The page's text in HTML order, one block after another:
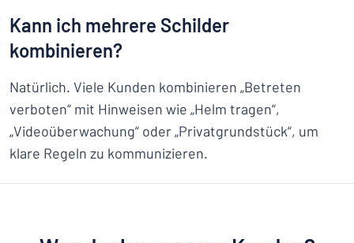
Kann ich mehrere Schilder
kombinieren?
Natürlich. Viele Kunden kombinieren „Betreten
verboten“ mit Hinweisen wie „Helm tragen“,
„Videoüberwachung“ oder „Privatgrundstück“, um
klare Regeln zu kommunizieren.